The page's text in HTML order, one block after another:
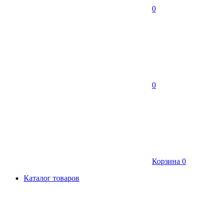
0
0
Корзина 0
Каталог товаров